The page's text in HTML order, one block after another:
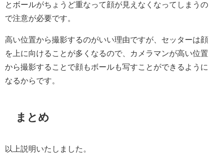
とボールがちょうど重なって顔が見えなくなってしまうの
で注意が必要です。
高い位置から撮影するのがいい理由ですが、セッターは顔
を上に向けることが多くなるので、カメラマンが高い位置
から撮影することで顔もボールも写すことができるように
なるからです。
まとめ
以上説明いたしました。